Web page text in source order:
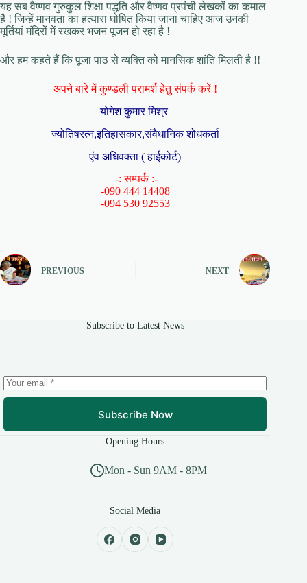
यह सब वैष्णव गुरुकुल शिक्षा पद्धति और वैष्णव प्रपंची लेखकों का कमाल
है ! जिन्हें मानवता का हत्यारा घोषित किया जाना चाहिए आज उनकी
मूर्तियां मंदिरों में रखकर भजन पूजन हो रहा है !
और हम कहते हैं कि पूजा पाठ से व्यक्ति को मानसिक शांति मिलती है !!
अपने बारे में कुण्डली परामर्श हेतु संपर्क करें !
योगेश कुमार मिश्र
ज्योतिषरत्न,इतिहासकार,संवैधानिक शोधकर्ता
एंव अधिवक्ता ( हाईकोर्ट)
-: सम्पर्क :-
-090 444 14408
-094 530 92553
PREVIOUS NEXT
Subscribe to Latest News
Subscribe Now
Opening Hours
Mon - Sun 9AM - 8PM
Social Media